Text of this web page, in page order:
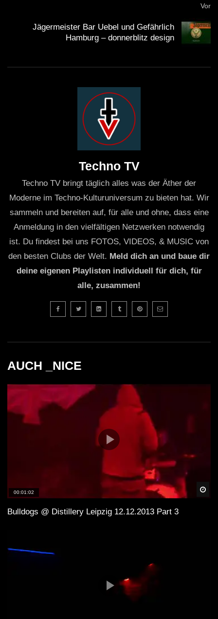
Vor
Jägermeister Bar Uebel und Gefährlich
Hamburg – donnerblitz design
Techno TV
Techno TV bringt täglich alles was der Äther der
Moderne im Techno-Kulturuniversum zu bieten hat. Wir
sammeln und bereiten auf, für alle und ohne, dass eine
Anmeldung in den vielfältigen Netzwerken notwendig
ist. Du findest bei uns FOTOS, VIDEOS, & MUSIC von
den besten Clubs der Welt. Meld dich an und baue dir
deine eigenen Playlisten individuell für dich, für
alle, zusammen!
AUCH _NICE
00:01:02
Bulldogs @ Distillery Leipzig 12.12.2013 Part 3